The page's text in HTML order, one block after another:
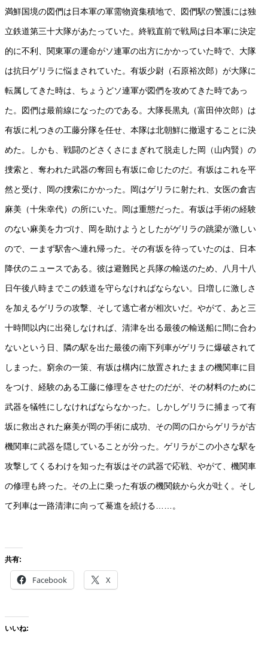
満鮮国境の図們は日本軍の軍需物資集積地で、図們駅の警護には独
立鉄道第三十大隊があたっていた。終戦直前で戦局は日本軍に決定
的に不利、関東軍の運命がソ連軍の出方にかかっていた時で、大隊
は抗日ゲリラに悩まされていた。有坂少尉（石原裕次郎）が大隊に
転属してきた時は、ちょうどソ連軍が図們を攻めてきた時であっ
た。図們は最前線になったのである。大隊長黒丸（富田仲次郎）は
有坂に札つきの工藤分隊を任せ、本隊は北朝鮮に撤退することに決
めた。しかも、戦闘のどさくさにまぎれて脱走した岡（山内賢）の
捜索と、奪われた武器の奪回も有坂に命じたのだ。有坂はこれを平
然と受け、岡の捜索にかかった。岡はゲリラに射たれ、女医の倉吉
麻美（十朱幸代）の所にいた。岡は重態だった。有坂は手術の経験
のない麻美を力づけ、岡を助けようとしたがゲリラの跳梁が激しい
ので、一まず駅舎へ連れ帰った。その有坂を待っていたのは、日本
降伏のニュースである。彼は避難民と兵隊の輸送のため、八月十八
日午後八時までこの鉄道を守らなければならない。日増しに激しさ
を加えるゲリラの攻撃、そして逃亡者が相次いだ。やがて、あと三
十時間以内に出発しなければ、清津を出る最後の輸送船に間に合わ
ないという日、隣の駅を出た最後の南下列車がゲリラに爆破されて
しまった。窮余の一策、有坂は構内に放置されたままの機関車に目
をつけ、経験のある工藤に修理をさせたのだが、その材料のために
武器を犠牲にしなければならなかった。しかしゲリラに捕まって有
坂に救出された麻美が岡の手術に成功、その岡の口からゲリラが古
機関車に武器を隠していることが分った。ゲリラがこの小さな駅を
攻撃してくるわけを知った有坂はその武器で応戦、やがて、機関車
の修理も終った。その上に乗った有坂の機関銃から火が吐く。そし
て列車は一路清津に向って驀進を続ける……。
共有:
Facebook X
いいね: